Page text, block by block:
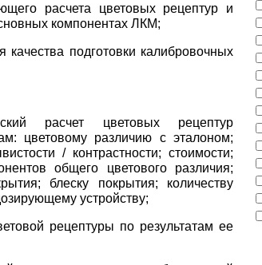
расчета цветовых рецептур и
компонентах ЛКМ;
подготовки калибровочных
расчет цветовых рецептур
цветовому различию с эталоном;
/ контрастности; стоимости;
общего цветового различия;
блеску покрытия; количеству
устройству;
рецептуры по результатам ее